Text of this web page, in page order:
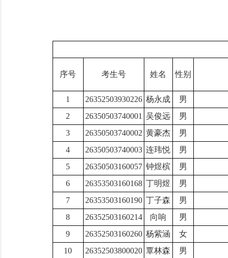
序号 考生号 姓名 性别
1 26352503930226 杨永成 男
2
26350503740001 吴俊远 男
3
26350503740002 黄豪杰 男
4
26350503740003 连玮悦 男
5
26350503160057 钟煜槟 男
6
26353503160168 丁明煜 男
7
26353503160190 丁子森 男
8
26352503160214 向响 男
9
26352503160260 杨紫涵 女
10
26352503800020 覃林森 男